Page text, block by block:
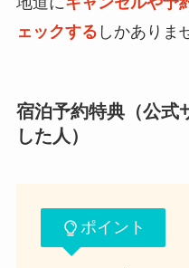
ェックする しかありま
宿泊予約特典（公式
した人）
ポイント